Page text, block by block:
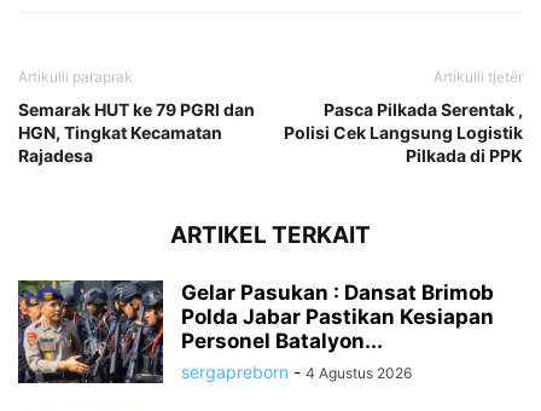
Artikulli paraprak
Semarak HUT ke 79 PGRI dan
HGN, Tingkat Kecamatan
Rajadesa
Artikulli tjetër
Pasca Pilkada Serentak ,
Polisi Cek Langsung Logistik
Pilkada di PPK
ARTIKEL TERKAIT
Gelar Pasukan : Dansat Brimob
Polda Jabar Pastikan Kesiapan
Personel Batalyon...
sergapreborn - 4 Agustus 2026